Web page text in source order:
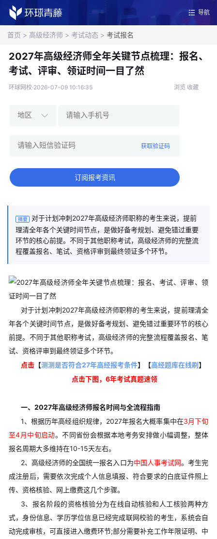
导航
首页 > 高级经济师 > 考试动态 > 考试报名
2027年高级经济师全年关键节点梳理：报名、
考试、评审、领证时间一目了然
环球网校·2026-07-09 10:16:35 浏览 收藏
获取验证码
订阅报考资讯
摘要
对于计划冲刺2027年高级经济师职称的考生来说，提前
理清全年各个关键时间节点，是做好备考规划、避免错过重要
环节的核心前提。不同于其他职称考试，高级经济师的完整流
程覆盖报名、笔试、资格评审到最终领证多个环节。
对于计划冲刺2027年高级经济师职称的考生来说，提前理清全
年各个关键时间节点，是做好备考规划、避免错过重要环节的核心
前提。不同于其他职称考试，高级经济师的完整流程覆盖报名、笔
试、资格评审到最终领证多个环节。
点击【测测是否符合27年高经报考条件】 【高经题库在线刷】
点击下图，6年考试真题速领
一、2027年高级经济师报名时间与全流程指南
1、根据历年高经组织规律，2027年报名大概率集中在3月下旬
至4月中旬启动。不同省份会根据本地考务安排做小幅调整，整体
报名周期大多维持在10-15天左右。
2、高级经济师的全国统一报名入口为中国人事考试网。考生完
成注册后，需要依次完成个人信息填报、符合要求的白底证件照上
传、资格核验、网上缴费这几个步骤。
3、报名阶段的资格核验分为在线自动核验和人工核验两种方
式，身份信息、学历学位信息已经完成联网校验的考生，系统会自
动完成审核，可直接进入缴费环节;部分需要补充工作年限证明、中